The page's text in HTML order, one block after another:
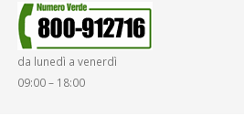
da lunedì a venerdì
09:00 – 18:00